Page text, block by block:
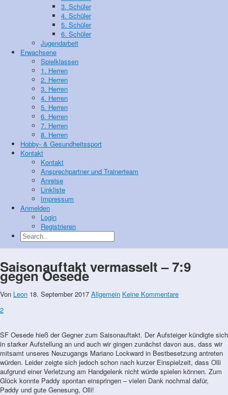
3. Schüler
4. Schüler
5. Schüler
6. Schüler
Jugendarbeit
Erwachsene
Spielklassen
1. Herren
2. Herren
3. Herren
4. Herren
5. Herren
6. Herren
7. Herren
8. Herren
Hobby- & Gesundheitssport
Kontakt
Kontakt
Ansprechpartner und Trainerteam
Anreise
Linkliste
Impressum
Anmelden
Login
Registrieren
Saisonauftakt vermasselt – 7:9
gegen Oesede
Von Leon 18. September 2017 Allgemein Keine Kommentare
2
SF Oesede hieß der Gegner zum Saisonauftakt. Der Aufsteiger kündigte sich
in starker Aufstellung an und auch wir gingen zunächst davon aus, dass wir
mitsamt unseres Neuzugangs Mariano Lockward in Bestbesetzung antreten
würden. Leider zeigte sich jedoch schon nach kurzer Einspielzeit, dass Olli
aufgrund einer Verletzung am Handgelenk nicht würde spielen können. Zum
Glück konnte Paddy spontan einspringen – vielen Dank nochmal dafür,
Paddy und gute Genesung, Olli!